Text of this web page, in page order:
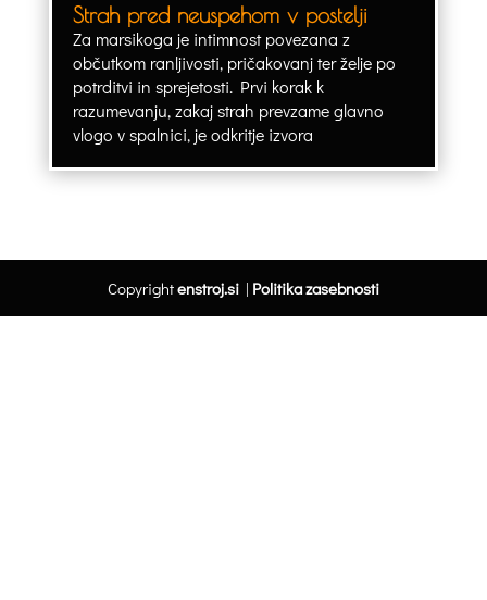
Strah pred neuspehom v postelji
Za marsikoga je intimnost povezana z
občutkom ranljivosti, pričakovanj ter želje po
potrditvi in sprejetosti. Prvi korak k
razumevanju, zakaj strah prevzame glavno
vlogo v spalnici, je odkritje izvora
Copyrightenstroj.si| Politika zasebnosti